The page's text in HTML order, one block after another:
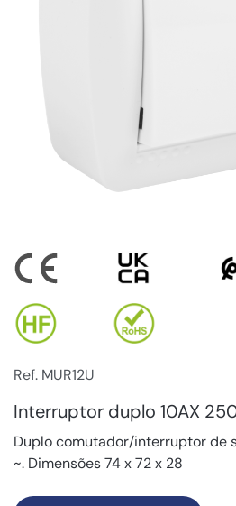
Ref. MUR12U
Interruptor duplo 10AX
Duplo comutador/interruptor de
~. Dimensões 74 x 72 x 28